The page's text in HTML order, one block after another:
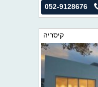
052-9128676
קיסריה